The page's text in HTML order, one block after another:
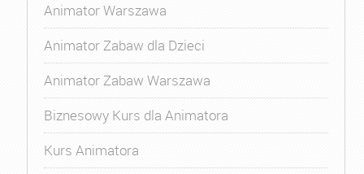
Animator Warszawa
Animator Zabaw dla Dzieci
Animator Zabaw Warszawa
Biznesowy Kurs dla Animatora
Kurs Animatora